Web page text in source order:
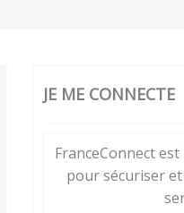
JE ME CONNECTE
FranceConnect
pour sécuriser